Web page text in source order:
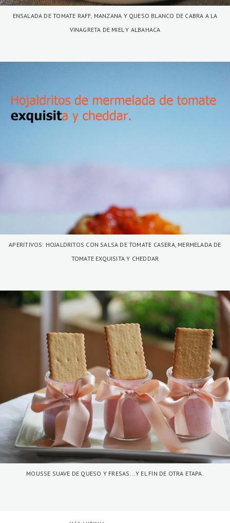
ENSALADA DE TOMATE RAFF, MANZANA Y QUESO BLANCO DE CABRA A LA
VINAGRETA DE MIEL Y ALBAHACA
APERITIVOS: HOJALDRITOS CON SALSA DE TOMATE CASERA, MERMELADA DE
TOMATE EXQUISITA Y CHEDDAR
MOUSSE SUAVE DE QUESO Y FRESAS...Y EL FIN DE OTRA ETAPA.